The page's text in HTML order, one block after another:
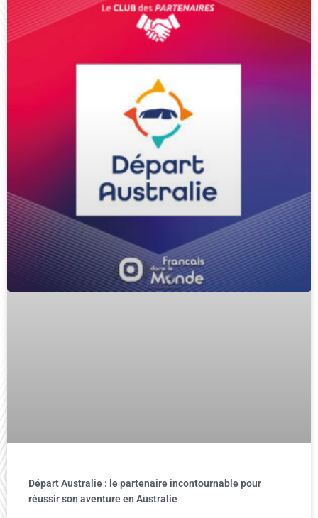
Départ Australie : le partenaire incontournable pour
réussir son aventure en Australie